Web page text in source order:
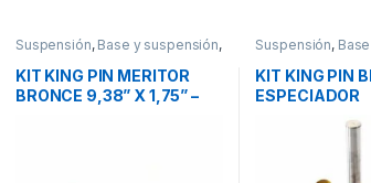
Suspensión, Base y suspensión,
Accesorios
KIT KING PIN MERITOR
BRONCE 9,38” X 1,75” –
Suspensión,
Accesorios
KIT KING PIN
ESPECIADOR